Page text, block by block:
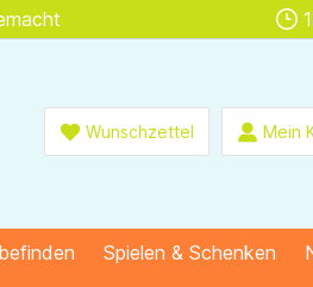
Wunschzettel Mein
Spielen & Schenken